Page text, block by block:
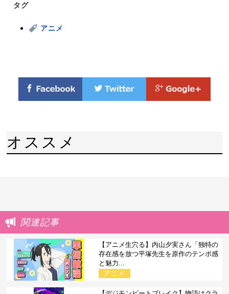
タグ
アニメ
オススメ
関連記事
【アニメ生穴る】内山夕実さん「独特の
存在感を放つ平塚先生を原作のテンポ感
と魅力...
アニメ